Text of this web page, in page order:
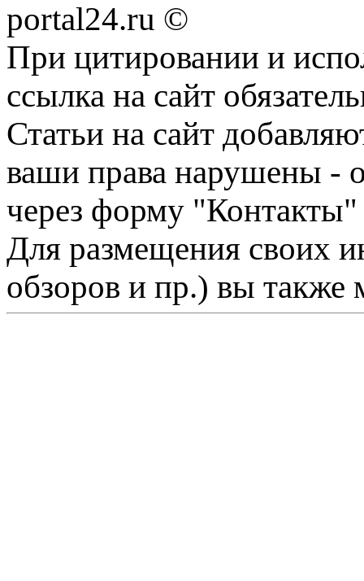
portal24.ru ©
При цитировании и
ссылка на сайт
Статьи на сайт
ваши права нарушены -
через форму "Контакты"
Для размещения своих
обзоров и пр.) вы также